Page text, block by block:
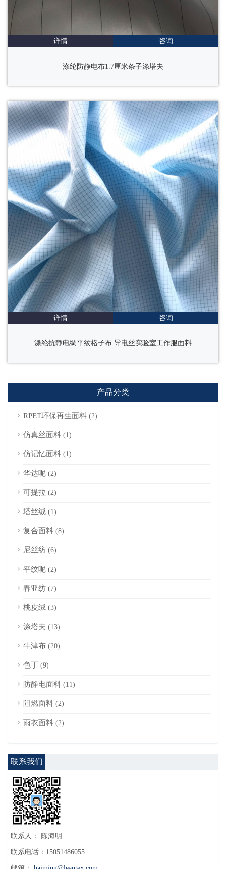
详情 咨询
涤纶防静电布1.7厘米条子涤塔夫
详情 咨询
涤纶抗静电绸平纹格子布 导电丝实验室工作服面料
产品分类
RPET环保再生面料 (2)
仿真丝面料 (1)
仿记忆面料 (1)
华达呢 (2)
可提拉 (2)
塔丝绒 (1)
复合面料 (8)
尼丝纺 (6)
平纹呢 (2)
春亚纺 (7)
桃皮绒 (3)
涤塔夫 (13)
牛津布 (20)
色丁 (9)
防静电面料 (11)
阻燃面料 (2)
雨衣面料 (2)
联系我们
联系人： 陈海明
联系电话：15051486055